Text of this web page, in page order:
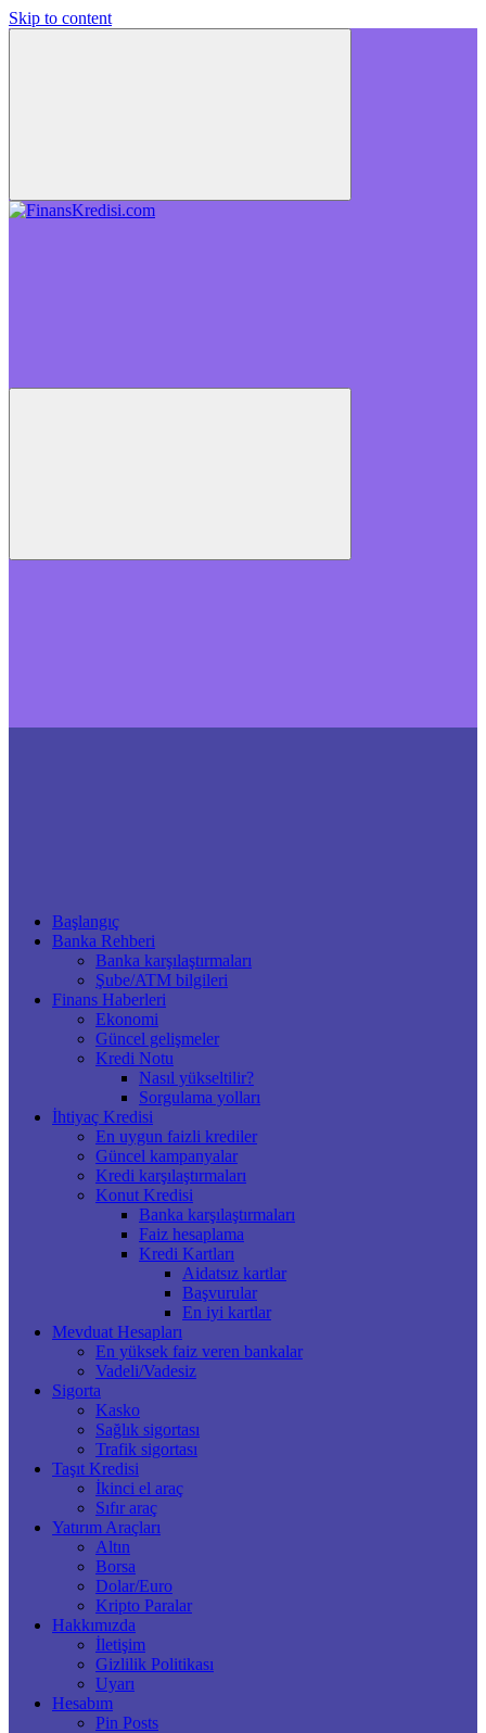
Skip to content
Başlangıç
Banka Rehberi
Banka karşılaştırmaları
Şube/ATM bilgileri
Finans Haberleri
Ekonomi
Güncel gelişmeler
Kredi Notu
Nasıl yükseltilir?
Sorgulama yolları
İhtiyaç Kredisi
En uygun faizli krediler
Güncel kampanyalar
Kredi karşılaştırmaları
Konut Kredisi
Banka karşılaştırmaları
Faiz hesaplama
Kredi Kartları
Aidatsız kartlar
Başvurular
En iyi kartlar
Mevduat Hesapları
En yüksek faiz veren bankalar
Vadeli/Vadesiz
Sigorta
Kasko
Sağlık sigortası
Trafik sigortası
Taşıt Kredisi
İkinci el araç
Sıfır araç
Yatırım Araçları
Altın
Borsa
Dolar/Euro
Kripto Paralar
Hakkımızda
İletişim
Gizlilik Politikası
Uyarı
Hesabım
Pin Posts